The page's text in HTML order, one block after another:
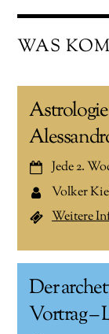
WAS
Jede 2.
Volker
Weitere
Der
Vortrag –